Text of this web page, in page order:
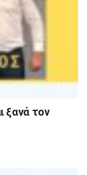
ξανά τον